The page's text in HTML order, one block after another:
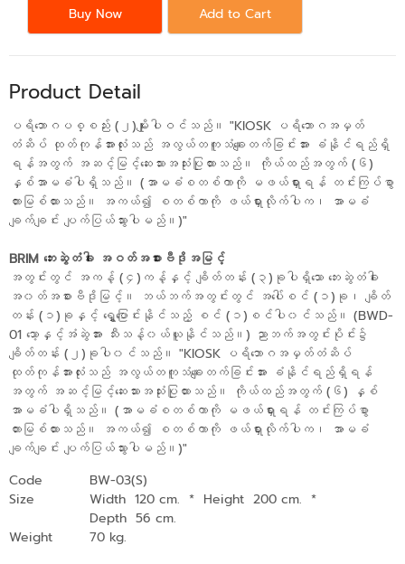
Buy Now Add to Cart
Product Detail
ပရိဘောဂပစ္စည်း (၂)မျိုးပါဝင်သည်။ "KIOSK ပရိဘောဂအမှတ်
တံဆိပ် ထုတ်ကုန်အားလုံးသည် အလွယ်တကူသံချေးတက်ခြင်းအား ခံနိုင်ရည်ရှိ
ရန်အတွက် အဆင့်မြင့်ဆေးသားအသုံးပြုထားသည်။ ကိုယ်ထည်အတွက် (၆)
နှစ်အာမခံပါရှိသည်။ (အာမခံစတစ်ကာကို မဖယ်ရှားရန် တင်းကြပ်စွာ
တားမြစ်ထားသည်။ အကယ်၍ စတစ်ကာကို ဖယ်ရှားလိုက်ပါက၊ အာမခံ
ချက်ချင်း ပျက်ပြယ်သွားပါမည်။)"
BRIM ဘေးဆွဲတံခါး အဝတ်အစားဗီဒိုအမြင့်
အတွင်းတွင် အကန့် (၄)ကန့်နှင့် ချိတ်တန်း (၃)ခုပါရှိသော ဘေးဆွဲတံခါး
အ၀တ်အစားဗီဒိုမြင့်။ ဘယ်ဘက်အတွင်းတွင် အပေါ်စင် (၁)ခု၊ ချိတ်
တန်း (၁)ခုနှင့် ရွှေ့ပြောင်းနိုင်သည့် စင် (၁)စင်ပါ၀င်သည်။ (BWD-
01 သော့နှင့်အံဆွဲအား သီးသန့်၀ယ်ယူနိုင်သည်။) ညာဘက်အတွင်းပိုင်း၌
ချိတ်တန်း (၂)ခုပါ၀င်သည်။ "KIOSK ပရိဘောဂအမှတ်တံဆိပ်
ထုတ်ကုန်အားလုံးသည် အလွယ်တကူသံချေးတက်ခြင်းအား ခံနိုင်ရည်ရှိရန်
အတွက် အဆင့်မြင့်ဆေးသားအသုံးပြုထားသည်။ ကိုယ်ထည်အတွက် (၆) နှစ်
အာမခံပါရှိသည်။ (အာမခံစတစ်ကာကို မဖယ်ရှားရန် တင်းကြပ်စွာ
တားမြစ်ထားသည်။ အကယ်၍ စတစ်ကာကို ဖယ်ရှားလိုက်ပါက၊ အာမခံ
ချက်ချင်း ပျက်ပြယ်သွားပါမည်။)"
Code
BW-03(S)
Size
Width 120 cm. * Height 200 cm. *
Depth 56 cm.
Weight
70 kg.